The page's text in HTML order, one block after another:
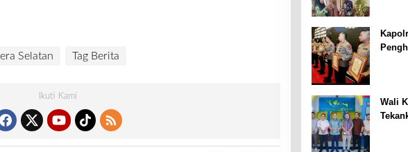
Selatan Tag Berita
Ikuti Kami
Wali